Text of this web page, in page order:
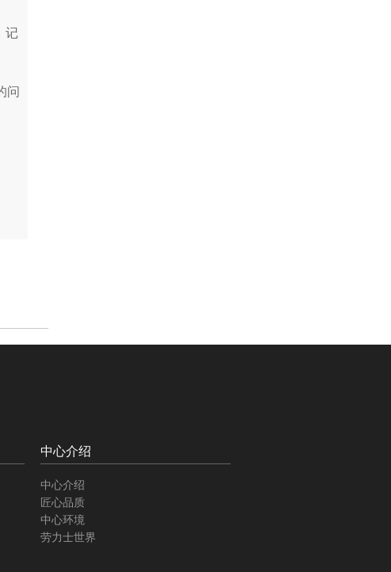
记
问
中心介绍
中心介绍
匠心品质
中心环境
劳力士世界